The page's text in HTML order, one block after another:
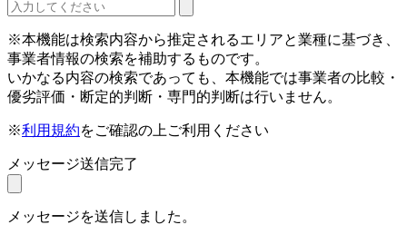
※本機能は検索内容から推定されるエリアと業種に基づき、
事業者情報の検索を補助するものです。
いかなる内容の検索であっても、本機能では事業者の比較・
優劣評価・断定的判断・専門的判断は行いません。
※利用規約をご確認の上ご利用ください
メッセージ送信完了
メッセージを送信しました。